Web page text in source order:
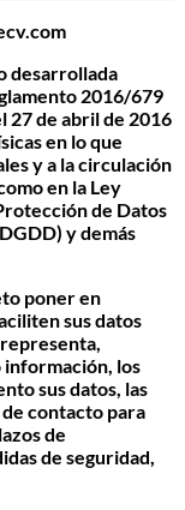
desarrollada
2016/679
27 de abril de 2016
en lo que
y a la circulación
en la Ley
de Datos
y demás
poner en
sus datos
representa,
información, los
sus datos, las
contacto para
de
de seguridad,